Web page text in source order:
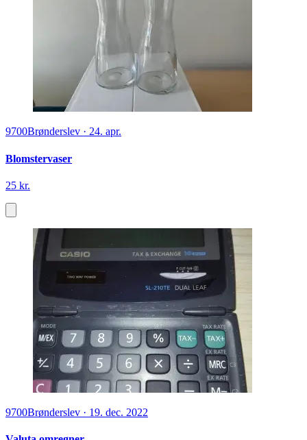
9700Brønderslev · 24. apr.
Blomstervaser
25 kr.
9700Brønderslev · 19. dec. 2022